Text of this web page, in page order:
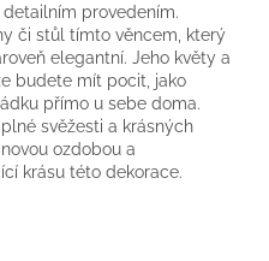
provedením.
či stůl tímto věncem, který
elegantní. Jeho květy a
budete mít pocit, jako
přímo u sebe doma.
svěžesti a krásných
ozdobou a
krásu této dekorace.